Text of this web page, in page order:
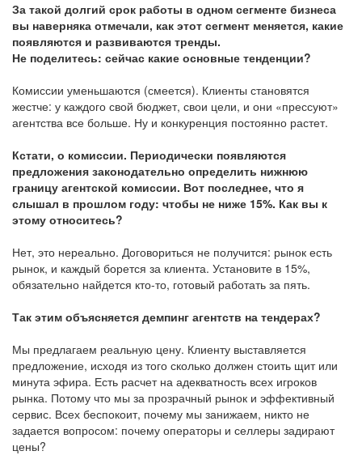
За такой долгий срок работы в одном сегменте бизнеса
вы наверняка отмечали, как этот сегмент меняется, какие
появляются и развиваются тренды.
Не поделитесь: сейчас какие основные тенденции?
Комиссии уменьшаются (смеется). Клиенты становятся
жестче: у каждого свой бюджет, свои цели, и они «прессуют»
агентства все больше. Ну и конкуренция постоянно растет.
Кстати, о комиссии. Периодически появляются
предложения законодательно определить нижнюю
границу агентской комиссии. Вот последнее, что я
слышал в прошлом году: чтобы не ниже 15%. Как вы к
этому относитесь?
Нет, это нереально. Договориться не получится: рынок есть
рынок, и каждый борется за клиента. Установите в 15%,
обязательно найдется кто-то, готовый работать за пять.
Так этим объясняется демпинг агентств на тендерах?
Мы предлагаем реальную цену. Клиенту выставляется
предложение, исходя из того сколько должен стоить щит или
минута эфира. Есть расчет на адекватность всех игроков
рынка. Потому что мы за прозрачный рынок и эффективный
сервис. Всех беспокоит, почему мы занижаем, никто не
задается вопросом: почему операторы и селлеры задирают
цены?